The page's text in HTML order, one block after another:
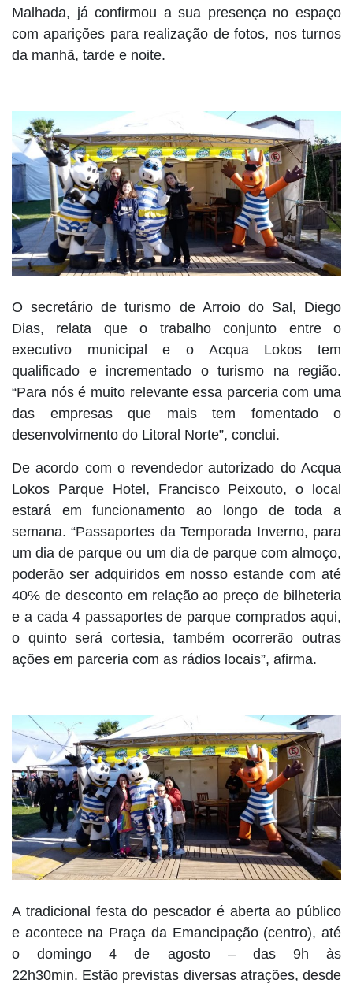
Malhada, já confirmou a sua presença no espaço
com aparições para realização de fotos, nos turnos
da manhã, tarde e noite.
O secretário de turismo de Arroio do Sal, Diego
Dias, relata que o trabalho conjunto entre o
executivo municipal e o Acqua Lokos tem
qualificado e incrementado o turismo na região.
“Para nós é muito relevante essa parceria com uma
das empresas que mais tem fomentado o
desenvolvimento do Litoral Norte”, conclui.
De acordo com o revendedor autorizado do Acqua
Lokos Parque Hotel, Francisco Peixouto, o local
estará em funcionamento ao longo de toda a
semana. “Passaportes da Temporada Inverno, para
um dia de parque ou um dia de parque com almoço,
poderão ser adquiridos em nosso estande com até
40% de desconto em relação ao preço de bilheteria
e a cada 4 passaportes de parque comprados aqui,
o quinto será cortesia, também ocorrerão outras
ações em parceria com as rádios locais”, afirma.
A tradicional festa do pescador é aberta ao público
e acontece na Praça da Emancipação (centro), até
o domingo 4 de agosto – das 9h às
22h30min. Estão previstas diversas atrações, desde